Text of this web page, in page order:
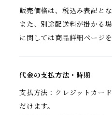
販売価格は、税込み表記とな
また、別途配送料が掛かる
に関しては商品詳細ページ
代金の支払方法・時期
支払方法：クレジットカー
だけます。